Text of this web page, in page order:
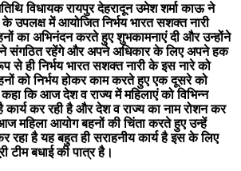
विधायक रायपुर देहरादून उमेश शर्मा काऊ ने
उपलक्ष में आयोजित निर्भय भारत सशक्त नारी
का अभिनंदन करते हुए शुभकामनाएं दी और उन्होंने
संगठित रहेंगे और अपने अधिकार के लिए अपने हक
से ही निर्भय भारत सशक्त नारी के इस नारे को
को निर्भय होकर काम करते हुए एक दूसरे को
कि आज देश व राज्य में महिलाएं को विभिन्न
कार्य कर रही है और देश व राज्य का नाम रोशन कर
महिला आयोग बहनों की चिंता करते हुए उन्हें
है यह बहुत ही सराहनीय कार्य है इस के लिए
टीम बधाई की पात्र है।